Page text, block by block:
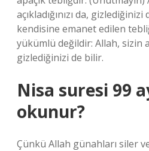
açıkladığınızı da,
kendisine emanet edilen
yükümlü değildir: Allah, sizin
gizlediğinizi de bilir.
Nisa suresi 99
okunur?
Çünkü Allah günahları siler ve